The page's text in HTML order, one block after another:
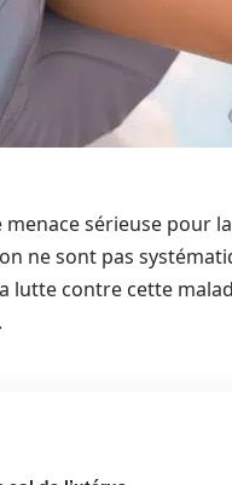
sérieuse pour
ne sont pas
lutte contre cette